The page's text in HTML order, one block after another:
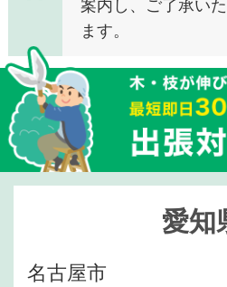
ます。
愛知
名古屋市